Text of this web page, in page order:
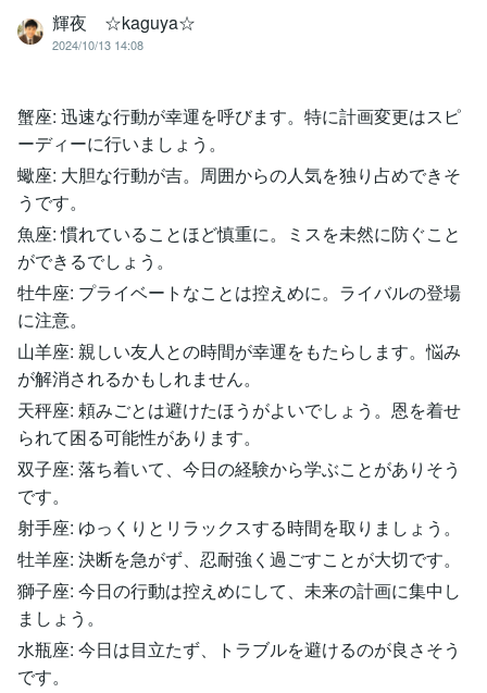
輝夜 ☆kaguya☆
2024/10/13 14:08
蟹座: 迅速な行動が幸運を呼びます。特に計画変更はスピ
ーディーに行いましょう。
蠍座: 大胆な行動が吉。周囲からの人気を独り占めできそ
うです。
魚座: 慣れていることほど慎重に。ミスを未然に防ぐこと
ができるでしょう。
牡牛座: プライベートなことは控えめに。ライバルの登場
に注意。
山羊座: 親しい友人との時間が幸運をもたらします。悩み
が解消されるかもしれません。
天秤座: 頼みごとは避けたほうがよいでしょう。恩を着せ
られて困る可能性があります。
双子座: 落ち着いて、今日の経験から学ぶことがありそう
です。
射手座: ゆっくりとリラックスする時間を取りましょう。
牡羊座: 決断を急がず、忍耐強く過ごすことが大切です。
獅子座: 今日の行動は控えめにして、未来の計画に集中し
ましょう。
水瓶座: 今日は目立たず、トラブルを避けるのが良さそう
です。